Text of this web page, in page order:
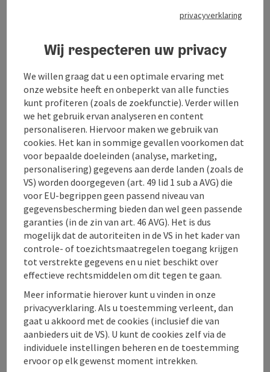
Geniet van uw verblijf in een gezellige sfeer in ons
Wij verhuren nieuw ingerichte kamers en een volledig
uitgeruste vakantiewoning - direct in het centrum van
Windhaag bij Freistadt. Ideaal voor vakantiegangers,
zakenreizigers en mensen die op zoek zijn naar
ontspanning.
Een vers en uitgebalanceerd ontbijt kunt u vlakbij bij
de lokale bakker (Bäckerei Affenzeller) genieten -
een goede start van de dag.
Inchecken:vanaf 15:00 uur
Vroegere of latere tijden zijn in overleg mogelijk.
Contact
Algemene informatie
Kamers/vakantiewoningen
Prijs
privacyverklaring
Wij respecteren uw privacy
We willen graag dat u een optimale ervaring met
onze website heeft en onbeperkt van alle functies
kunt profiteren (zoals de zoekfunctie). Verder willen
we het gebruik ervan analyseren en content
personaliseren. Hiervoor maken we gebruik van
cookies. Het kan in sommige gevallen voorkomen dat
voor bepaalde doeleinden (analyse, marketing,
personalisering) gegevens aan derde landen (zoals de
VS) worden doorgegeven (art. 49 lid 1 sub a AVG) die
voor EU-begrippen geen passend niveau van
gegevensbescherming bieden dan wel geen passende
garanties (in de zin van art. 46 AVG). Het is dus
mogelijk dat de autoriteiten in de VS in het kader van
controle- of toezichtsmaatregelen toegang krijgen
tot verstrekte gegevens en u niet beschikt over
effectieve rechtsmiddelen om dit tegen te gaan.
Meer informatie hierover kunt u vinden in onze
privacyverklaring. Als u toestemming verleent, dan
gaat u akkoord met de cookies (inclusief die van
aanbieders uit de VS). U kunt de cookies zelf via de
individuele instellingen beheren en de toestemming
ervoor op elk gewenst moment intrekken.